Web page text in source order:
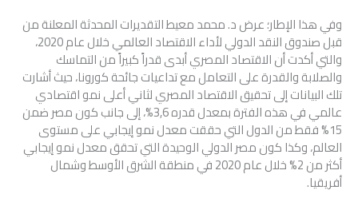
وفي هذا الإطار؛ عرض د. محمد معيط التقديرات المحدثة المعلنة من
قبل صندوق النقد الدولي لأداء الاقتصاد العالمي خلال عام 2020،
والتي أكدت أن الاقتصاد المصري أبدى قدراً كبيراً من التماسك
والصلابة والقدرة على التعامل مع تداعيات جائحة كورونا، حيث أشارت
تلك البيانات إلى تحقيق الاقتصاد المصري لثاني أعلى نمو اقتصادي
عالمي في هذه الفترة بمعدل قدره 3,6%، إلى جانب كون مصر ضمن
15% فقط من الدول التي حققت معدل نمو إيجابي على مستوى
العالم، وكذا كون مصر الدولي الوحيدة التي تحقق معدل نمو إيجابي
أكثر من 2% خلال عام 2020 في منطقة الشرق الأوسط وشمال
أفريقيا.